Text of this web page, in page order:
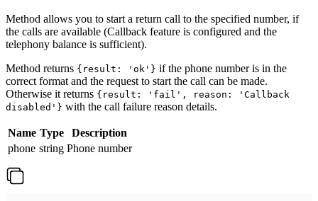
Method allows you to start a return call to the specified number, if
the calls are available (Callback feature is configured and the
telephony balance is sufficient).
Method returns {result: 'ok'} if the phone number is in the
correct format and the request to start the call can be made.
Otherwise it returns {result: 'fail', reason: 'Callback
disabled'} with the call failure reason details.
Name Type
Description
phone string Phone number